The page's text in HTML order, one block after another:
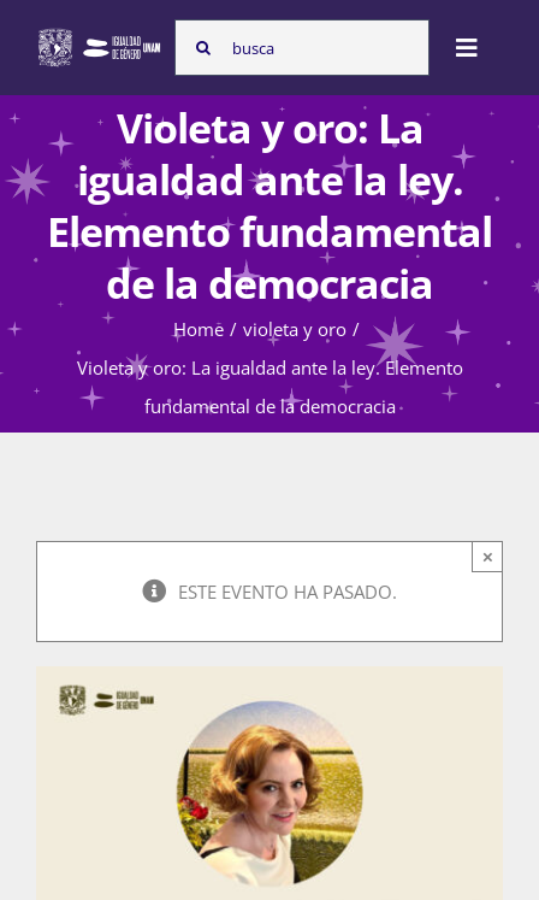
content
Search
for:
Toggle
Inicio
Nosotras
Programas
Atención de la violencia de género
La Boletina
Blog
Violeta y oro: La
igualdad ante la ley.
Elemento fundamental
de la democracia
Home
violeta y oro
Violeta y oro: La igualdad ante la ley. Elemento
fundamental de la democracia
ESTE EVENTO HA PASADO.
×